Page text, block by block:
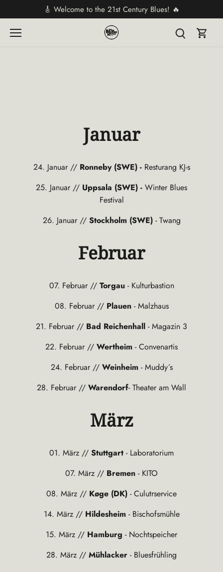
zum
Inhalt
🎸 Welcome to the 21st Century Blues! 🔥
Januar
24. Januar //Ronneby (SWE) -Resturang KJ-s
25. Januar // Uppsala (SWE) - Winter Blues
Festival
26. Januar // Stockholm (SWE)- Twang
Februar
07. Februar //Torgau - Kulturbastion
08. Februar // Plauen - Malzhaus
21. Februar // Bad Reichenhall - Magazin 3
22. Februar // Wertheim - Convenartis
24. Februar // Weinheim- Muddy´s
28. Februar // Warendorf- Theater am Wall
März
01. März // Stuttgart - Laboratorium
07. März // Bremen - KITO
08. März // Køge (DK) - Culutrservice
14. März // Hildesheim- Bischofsmühle
15. März // Hamburg - Nochtspeicher
28. März // Mühlacker - Bluesfrühling